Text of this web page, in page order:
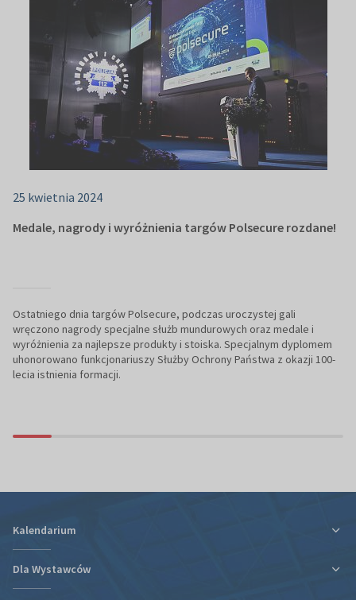
25 kwietnia 2024
Medale, nagrody i wyróżnienia targów Polsecure rozdane!
Ostatniego dnia targów Polsecure, podczas uroczystej gali
wręczono nagrody specjalne służb mundurowych oraz medale i
wyróżnienia za najlepsze produkty i stoiska. Specjalnym dyplomem
uhonorowano funkcjonariuszy Służby Ochrony Państwa z okazji 100-
lecia istnienia formacji.
Kalendarium
Dla Wystawców